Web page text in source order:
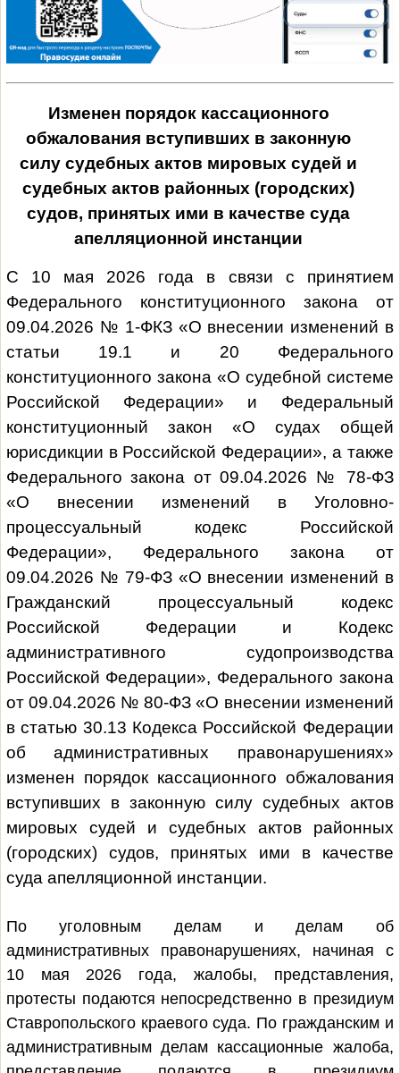
Изменен порядок кассационного
обжалования вступивших в законную
силу судебных актов мировых судей и
судебных актов районных (городских)
судов, принятых ими в качестве суда
апелляционной инстанции
С 10 мая 2026 года в связи с принятием
Федерального конституционного закона от
09.04.2026 № 1-ФКЗ «О внесении изменений в
статьи 19.1 и 20 Федерального
конституционного закона «О судебной системе
Российской Федерации» и Федеральный
конституционный закон «О судах общей
юрисдикции в Российской Федерации», а также
Федерального закона от 09.04.2026 № 78-ФЗ
«О внесении изменений в Уголовно-
процессуальный кодекс Российской
Федерации», Федерального закона от
09.04.2026 № 79-ФЗ «О внесении изменений в
Гражданский процессуальный кодекс
Российской Федерации и Кодекс
административного судопроизводства
Российской Федерации», Федерального закона
от 09.04.2026 № 80-ФЗ «О внесении изменений
в статью 30.13 Кодекса Российской Федерации
об административных правонарушениях»
изменен порядок кассационного обжалования
вступивших в законную силу судебных актов
мировых судей и судебных актов районных
(городских) судов, принятых ими в качестве
суда апелляционной инстанции.
По уголовным делам и делам об
административных правонарушениях, начиная с
10 мая 2026 года, жалобы, представления,
протесты подаются непосредственно в президиум
Ставропольского краевого суда. По гражданским и
административным делам кассационные жалоба,